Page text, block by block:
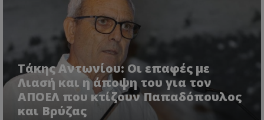
Τάκης Αντωνίου: Οι επαφές με
Λιασή και η άποψη του για τον
ΑΠΟΕΛ που κτίζουν Παπαδόπουλος
και Βρύζας